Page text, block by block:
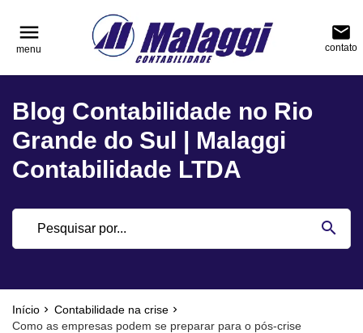
menu
menu
email
contato
Blog Contabilidade no Rio
Grande do Sul | Malaggi
Contabilidade LTDA
search
Início
Contabilidade na crise
Como as empresas podem se preparar para o pós-crise
reply NAVEGAÇÃO
Blog
Contabilidade
Notícias
reply FALE CONOSCO
phone (51) 3751-0400
location_on
Rua Júlio de Castilhos, nº 983, salas 3 e 4
Encantado - Rio Grande do Sul